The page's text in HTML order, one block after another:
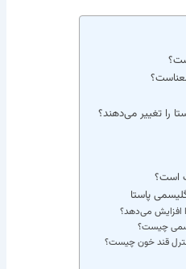
را تغییر می‌دهند؟
است؟
پاستا
افزایش می‌دهد؟
چیست؟
قند خون چیست؟